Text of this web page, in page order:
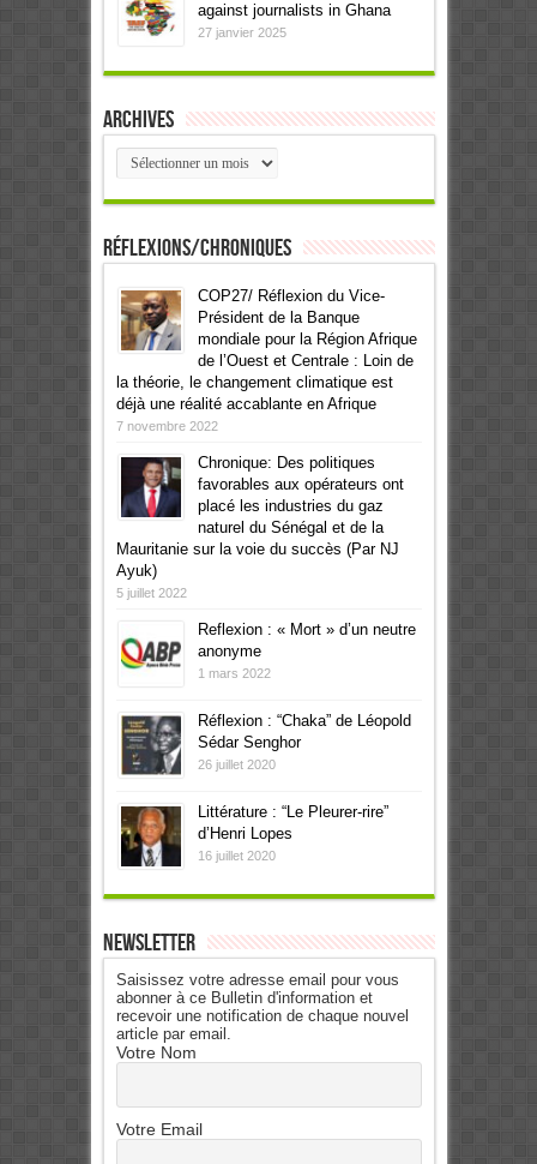
against journalists in Ghana
27 janvier 2025
Archives
Archives
Réflexions/Chroniques
COP27/ Réflexion du Vice-
Président de la Banque
mondiale pour la Région Afrique
de l’Ouest et Centrale : Loin de
la théorie, le changement climatique est
déjà une réalité accablante en Afrique
7 novembre 2022
Chronique: Des politiques
favorables aux opérateurs ont
placé les industries du gaz
naturel du Sénégal et de la
Mauritanie sur la voie du succès (Par NJ
Ayuk)
5 juillet 2022
Reflexion : « Mort » d’un neutre
anonyme
1 mars 2022
Réflexion : “Chaka” de Léopold
Sédar Senghor
26 juillet 2020
Littérature : “Le Pleurer-rire”
d’Henri Lopes
16 juillet 2020
Newsletter
Saisissez votre adresse email pour vous
abonner à ce Bulletin d'information et
recevoir une notification de chaque nouvel
article par email.
Votre Nom
Votre Email